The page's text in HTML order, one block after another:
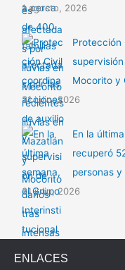
1 agosto, 2026
Protección
Mocorito y
31 julio, 2026
En la
recuperó
personas
31 julio, 2026
ENLACES